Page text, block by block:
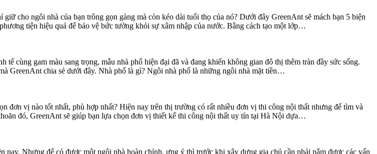
cho ngôi nhà của bạn trông gọn gàng mà còn kéo dài tuổi thọ của nó? Dưới đây GreenAnt sẽ mách bạn 5 biện
tiện hiệu quả để bảo vệ bức tường khỏi sự xâm nhập của nước. Bằng cách tạo một lớp…
cùng gam màu sang trọng, mẫu nhà phố hiện đại đã và đang khiến không gian đô thị thêm tràn đầy sức sống.
GreenAnt chia sẻ dưới đây. Nhà phố là gì? Ngôi nhà phố là những ngôi nhà mặt tiền…
đơn vị nào tốt nhất, phù hợp nhất? Hiện nay trên thị trường có rất nhiều đơn vị thi công nội thất nhưng để tìm và
đó, GreenAnt sẽ giúp bạn lựa chọn đơn vị thiết kế thi công nội thất uy tín tại Hà Nội dựa…
Nhưng để có được một ngôi nhà hoàn chỉnh, ưng ý thì trước khi xây dựng gia chủ cần phải nắm được các vấn